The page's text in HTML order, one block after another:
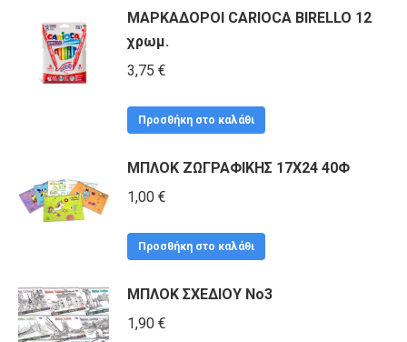
ΜΑΡΚΑΔΟΡΟΙ CARIOCA BIRELLO 12
χρωμ.
3,75 €
Προσθήκη στο καλάθι
ΜΠΛΟΚ ΖΩΓΡΑΦΙΚΗΣ 17Χ24 40Φ
1,00 €
Προσθήκη στο καλάθι
ΜΠΛΟΚ ΣΧΕΔΙΟΥ Νο3
1,90 €